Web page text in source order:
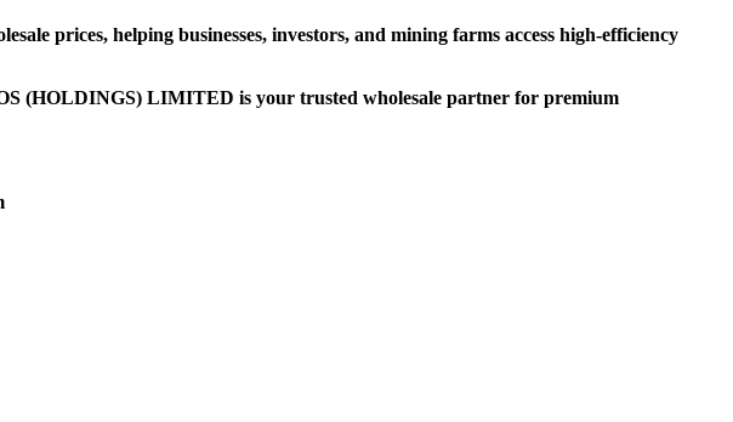
prices, helping businesses, investors, and mining farms access high-efficiency
(HOLDINGS) LIMITED is your trusted wholesale partner for premium